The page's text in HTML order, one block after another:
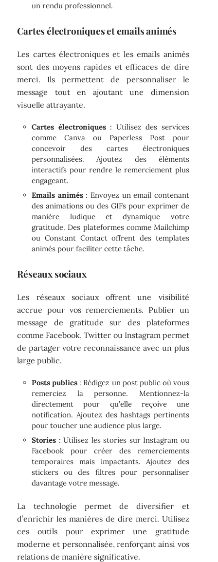
un rendu professionnel.
Cartes électroniques et emails animés
Les cartes électroniques et les emails animés
sont des moyens rapides et efficaces de dire
merci. Ils permettent de personnaliser le
message tout en ajoutant une dimension
visuelle attrayante.
Cartes électroniques: Utilisez des services
comme Canva ou Paperless Post pour
concevoir des cartes électroniques
personnalisées. Ajoutez des éléments
interactifs pour rendre le remerciement plus
engageant.
Emails animés: Envoyez un email contenant
des animations ou des GIFs pour exprimer de
manière ludique et dynamique votre
gratitude. Des plateformes comme Mailchimp
ou Constant Contact offrent des templates
animés pour faciliter cette tâche.
Réseaux sociaux
Les réseaux sociaux offrent une visibilité
accrue pour vos remerciements. Publier un
message de gratitude sur des plateformes
comme Facebook, Twitter ou Instagram permet
de partager votre reconnaissance avec un plus
large public.
Posts publics : Rédigez un post public où vous
remerciez la personne. Mentionnez-la
directement pour qu’elle reçoive une
notification. Ajoutez des hashtags pertinents
pour toucher une audience plus large.
Stories : Utilisez les stories sur Instagram ou
Facebook pour créer des remerciements
temporaires mais impactants. Ajoutez des
stickers ou des filtres pour personnaliser
davantage votre message.
La technologie permet de diversifier et
d’enrichir les manières de dire merci. Utilisez
ces outils pour exprimer une gratitude
moderne et personnalisée, renforçant ainsi vos
relations de manière significative.